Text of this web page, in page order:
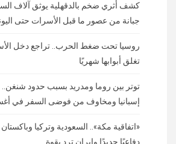
كشف أثري ضخم بالدقهلية يوثق آلاف
جبانة من عصور ما قبل الأسرات حتى
روسيا تحت ضغط الحرب.. تراجع دخل
تغلق أبوابها شهريًا
توتر بين روما ومدريد بسبب حدود شنغن..
إسبانيا ومخاوف من فوضى السفر في
«اتفاقية مكة».. السعودية وتركيا
دفاعيًا جديدًا وإيران ترد بقوة